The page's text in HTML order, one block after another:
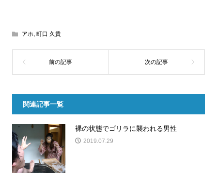
アホ, 町口 久貴
関連記事一覧
裸の状態でゴリラに襲われる男性
2019.07.29